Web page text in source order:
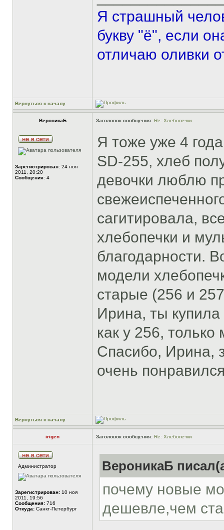
Я страшный
букву "ё", если
отличаю оливки
Вернуться к началу
ВероникаБ Заголовок сообщения: Re: Хлебопечки
Зарегистрирован: 24 ноя
2011, 20:20
Сообщения: 4
Я тоже уже 4
SD-255, хлеб
девочки люблю
сагитировала,
хлебопечки и
благодарности.
модели
старые (256 и
Ирина, ты
как у 256,
Спасибо, Ирина,
очень
Вернуться к началу
irigen Заголовок сообщения: Re: Хлебопечки
Администратор
Зарегистрирован: 10 ноя
2011, 19:56
Сообщения: 716
Откуда: Санкт-Петербург
ВероникаБ
почему новые
дешевле,чем